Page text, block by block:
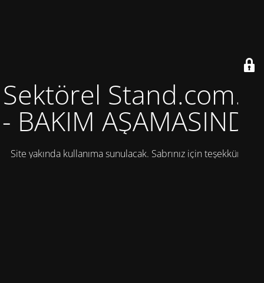
Sektörel Stand.com.tr
- BAKIM AŞAMASINDA
Site yakında kullanıma sunulacak. Sabrınız için teşekkürler!